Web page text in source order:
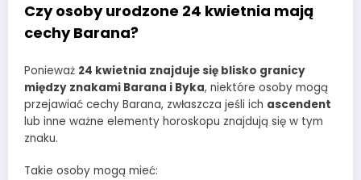
Czy osoby urodzone 24 kwietnia mają
cechy Barana?
Ponieważ 24 kwietnia znajduje się blisko granicy
między znakami Barana i Byka, niektóre osoby mogą
przejawiać cechy Barana, zwłaszcza jeśli ich ascendent
lub inne ważne elementy horoskopu znajdują się w tym
znaku.
Takie osoby mogą mieć: